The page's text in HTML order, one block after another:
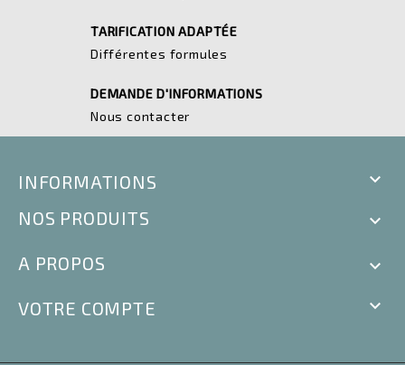
TARIFICATION ADAPTÉE
Différentes formules
DEMANDE D'INFORMATIONS
Nous contacter
INFORMATIONS

NOS PRODUITS

A PROPOS

VOTRE COMPTE
